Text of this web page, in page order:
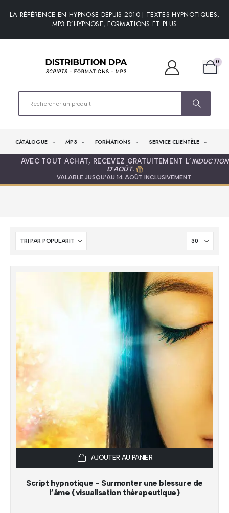
LA RÉFÉRENCE EN HYPNOSE DEPUIS 2010 | TEXTES HYPNOTIQUES,
MP3 D’HYPNOSE, FORMATIONS ET PLUS
0
CATALOGUE MP3 FORMATIONS SERVICE CLIENTÈLE
AVEC TOUT ACHAT, RECEVEZ GRATUITEMENT L’ INDUCTION
D'AOÛT.
VALABLE JUSQU’AU 14 AOÛT INCLUSIVEMENT.
AJOUTER AU PANIER
Script hypnotique - Surmonter une blessure de
l’âme (visualisation thérapeutique)